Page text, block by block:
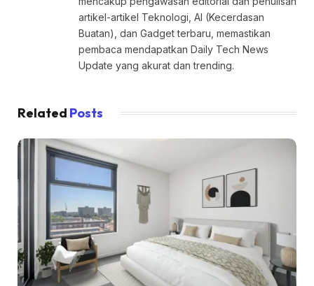
artikel-artikel Teknologi, AI (Kecerdasan
Buatan), dan Gadget terbaru, memastikan
pembaca mendapatkan Daily Tech News
Update yang akurat dan trending.
Related Posts